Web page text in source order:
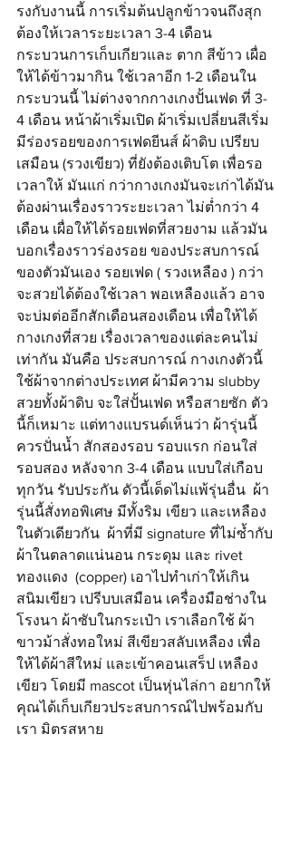
รงกับงานนี้ การเริ่มต้นปลูกข้าวจนถึงสุก
ต้องให้เวลาระยะเวลา 3-4 เดือน
กระบวนการเก็บเกียวและ ตาก สีข้าว เผื่อ
ให้ได้ข้าวมากิน ใช้เวลาอีก 1-2 เดือนใน
กระบวนนี้ ไม่ต่างจากกางเกงปั้นเฟด ที่ 3-
4 เดือน หน้าผ้าเริ่มเปิด ผ้าเริ่มเปลี่ยนสีเริ่ม
มีร่องรอยของการเฟดยีนส์ ผ้าดิบ เปรียบ
เสมือน (รวงเขียว) ที่ยังต้องเติบโต เพื่อรอ
เวลาให้ มันแก่ กว่ากางเกงมันจะเก่าได้มัน
ต้องผ่านเรื่องราวระยะเวลา ไม่ต่ำกว่า 4
เดือน เผื่อให้ได้รอยเฟดที่สวยงาม แล้วมัน
บอกเรื่องราวร่องรอย ของประสบการณ์
ของตัวมันเอง รอยเฟด ( รวงเหลือง ) กว่า
จะสวยได้ต้องใช้เวลา พอเหลืองแล้ว อาจ
จะบ่มต่ออีกสักเดือนสองเดือน เพื่อให้ได้
กางเกงที่สวย เรื่องเวลาของแต่ละคนไม่
เท่ากัน มันคือ ประสบการณ์ กางเกงตัวนี้
ใช้ผ้าจากต่างประเทศ ผ้ามีความ slubby
สวยทั้งผ้าดิบ จะใส่ปั้นเฟด หรือสายซัก ตัว
นี้ก็เหมาะ แต่ทางแบรนด์เห็นว่า ผ้ารุ่นนี้
ควรปั่นน้ำ สักสองรอบ รอบแรก ก่อนใส่
รอบสอง หลังจาก 3-4 เดือน แบบใส่เกือบ
ทุกวัน รับประกัน ดัวนี้เด็ดไม่แพ้รุ่นอื่น  ผ้า
รุ่นนี้สั่งทอพิเศษ มีทั้งริม เขียว และเหลือง
ในตัวเดียวกัน  ผ้าที่มี signature ที่ไม่ซ้ำกับ
ผ้าในตลาดแน่นอน กระดุม และ rivet
ทองแดง  (copper) เอาไปทำเก่าให้เกิน
สนิมเขียว เปรีบบเสมือน เครื่องมือช่างใน
โรงนา ผ้าซับในกระเป๋า เราเลือกใช้ ผ้า
ขาวม้าสั่งทอใหม่ สีเขียวสลับเหลือง เพื่อ
ให้ได้ผ้าสีใหม่ และเข้าคอนเสร็ป เหลือง
เขียว โดยมี mascot เป็นหุ่นไล่กา อยากให้
คุณได้เก็บเกียวประสบการณ์ไปพร้อมกับ
เรา มิตรสหาย